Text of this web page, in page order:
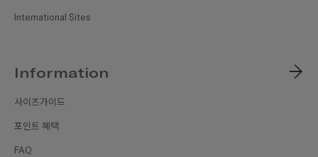
International Sites
Information
사이즈가이드
포인트 혜택
FAQ